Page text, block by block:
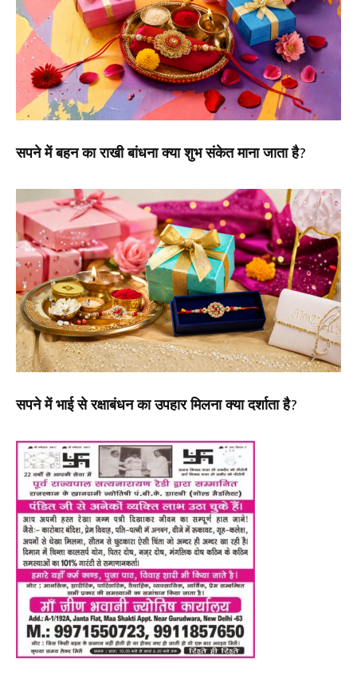
सपने में बहन का राखी बांधना क्या शुभ संकेत माना जाता है?
सपने में भाई से रक्षाबंधन का उपहार मिलना क्या दर्शाता है?